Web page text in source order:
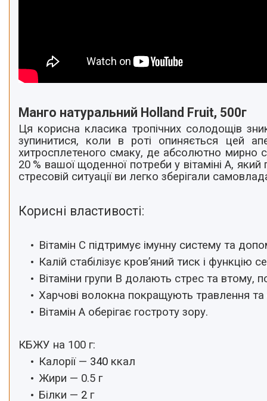
Манго натуральний Holland Fruit, 500г
Ця корисна класика тропічних солодощів
зупинитися, коли в роті опиняється цей
хитросплетеного смаку, де абсолютно мирно
20 % вашої щоденної потреби у вітаміні А,
стресовій ситуації ви легко зберігали
Корисні властивості:
Вітамін С підтримує імунну систему та
Калій стабілізує кров’яний тиск і функцію
Вітаміни групи В долають стрес та втому,
Харчові волокна покращують травлення та
Вітамін А оберігає гостроту зору.
КБЖУ на 100 г:
Калорії — 340 ккал
Жири — 0.5 г
Білки — 2 г